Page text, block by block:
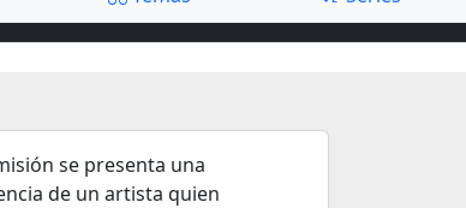
se presenta una
de un artista quien